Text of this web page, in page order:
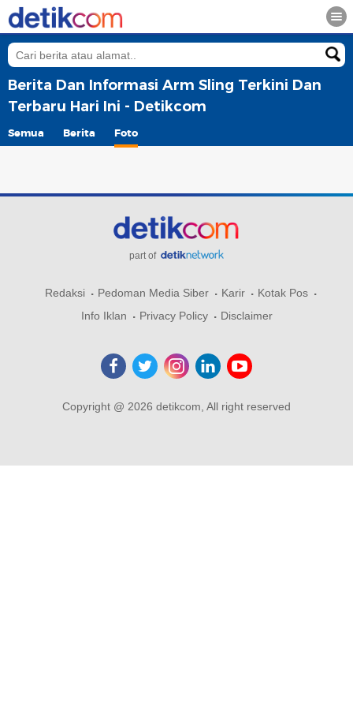
Berita Dan Informasi Arm Sling Terkini Dan
Terbaru Hari Ini - Detikcom
Semua Berita Foto
part of
Redaksi Pedoman Media Siber Karir
Kotak Pos
Info Iklan
Privacy Policy Disclaimer
Copyright @ 2026 detikcom, All right reserved